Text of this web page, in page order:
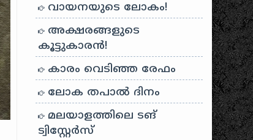
വായനയുടെ ലോകം!
അക്ഷരങ്ങളുടെ
കൂട്ടുകാരൻ!
കാരം വെടിഞ്ഞ രേഫം
ലോക തപാൽ ദിനം
മലയാളത്തിലെ ടങ്
ട്വിസ്റ്റേർസ്